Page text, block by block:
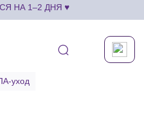
НА 1–2 ДНЯ ♥
уход